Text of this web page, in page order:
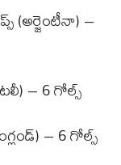
(అర్జెంటీనా) –
– 6 గోల్స్
– 6 గోల్స్